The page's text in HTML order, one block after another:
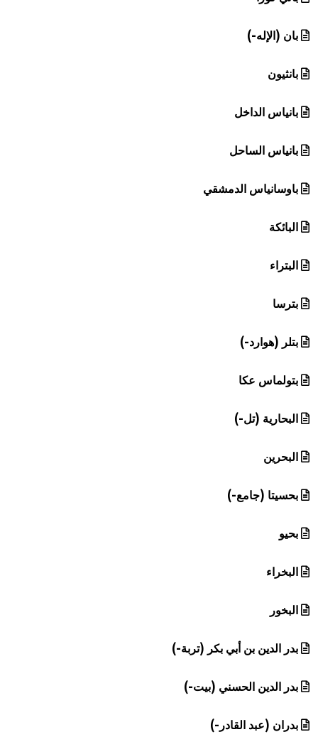
بان (الإله-)
بانثيون
بانياس الداخل
بانياس الساحل
باوسانياس الدمشقي
البائكة
البتراء
بترسا
بتلر (هوارد-)
بتولماس عكا
البحارية (تل-)
البحرين
بحسيتا (جامع-)
بحيو
البخراء
البخور
بدر الدين بن أبي بكر (تربة-)
بدر الدين الحسني (بيت-)
بدران (عبد القادر-)